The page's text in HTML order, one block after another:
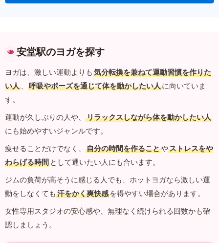
安堂駅のヨガを探す
ヨガは、激しい運動よりも 気分転換を兼ねて運動習慣を作りた
い人 、 呼吸やポーズを通じて体を動かしたい人に向いていま
す。
運動が久しぶりの人や、
リラックスしながら体を動かしたい人
にも始めやすいジャンルです。
痩せることだけでなく、
自分の時間を作ることやストレスをや
わらげる時間 として通いたい人にも合います。
ジムの負荷が高そうに感じる人でも、ホットヨガなら激しい運
動をしなくても 汗をかく爽快感 を得やすい場合があります。
女性専用スタジオの安心感や、無理なく続けられる回数かも確
認しましょう。